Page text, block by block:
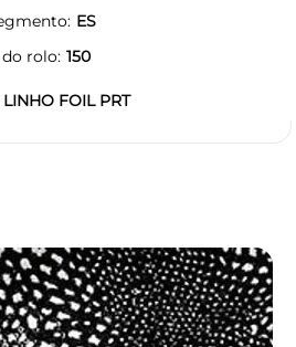
ES
rolo 150
LINHO FOIL PRT